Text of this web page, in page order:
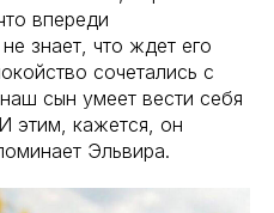
впереди
знает, что ждет его
сочетались с
сын умеет вести себя
этим, кажется, он
Эльвира.